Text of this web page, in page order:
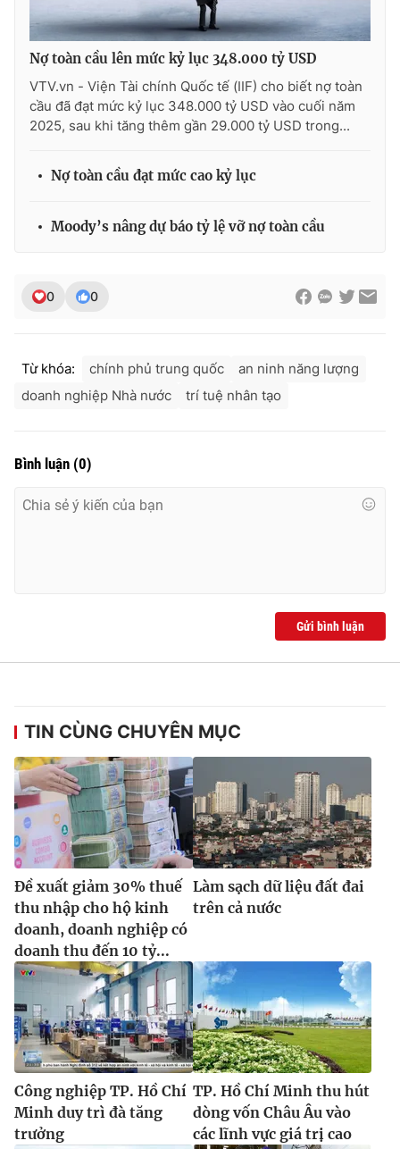
Ðiện thoại Thời báo VTV:024.66 897 897
Email:toasoan@vtv.vn
Liên hệ quảng cáo:024-7300.7108
Nợ toàn cầu lên mức kỷ lục 348.000 tỷ USD
VTV.vn - Viện Tài chính Quốc tế (IIF) cho biết nợ toàn
cầu đã đạt mức kỷ lục 348.000 tỷ USD vào cuối năm
2025, sau khi tăng thêm gần 29.000 tỷ USD trong...
Nợ toàn cầu đạt mức cao kỷ lục
Moody’s nâng dự báo tỷ lệ vỡ nợ toàn cầu
0 0
Từ khóa: chính phủ trung quốc
an ninh năng lượng
doanh nghiệp Nhà nước
trí tuệ nhân tạo
Bình luận (0)
Gửi bình luận
TIN CÙNG CHUYÊN MỤC
Đề xuất giảm 30% thuế
thu nhập cho hộ kinh
doanh, doanh nghiệp có
doanh thu đến 10 tỷ...
Làm sạch dữ liệu đất đai
trên cả nước
Công nghiệp TP. Hồ Chí
Minh duy trì đà tăng
trưởng
TP. Hồ Chí Minh thu hút
dòng vốn Châu Âu vào
các lĩnh vực giá trị cao